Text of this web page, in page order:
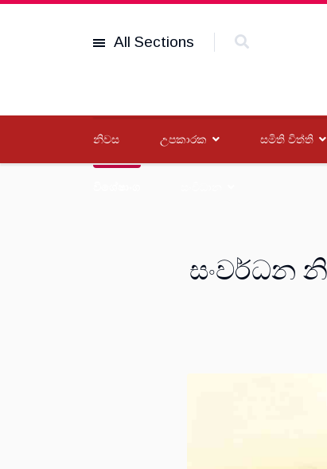
All Sections
නිවස උපකාරක සමිති විත්ති
සංවර්ධන